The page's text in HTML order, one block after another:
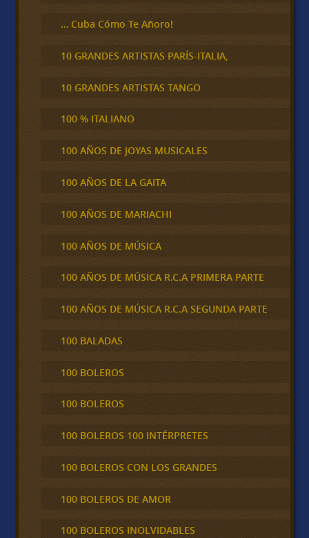
… Cuba Cómo Te Añoro!
10 GRANDES ARTISTAS PARÍS-ITALIA,
10 GRANDES ARTISTAS TANGO
100 % ITALIANO
100 AÑOS DE JOYAS MUSICALES
100 AÑOS DE LA GAITA
100 AÑOS DE MARIACHI
100 AÑOS DE MÚSICA
100 AÑOS DE MÚSICA R.C.A PRIMERA PARTE
100 AÑOS DE MÚSICA R.C.A SEGUNDA PARTE
100 BALADAS
100 BOLEROS
100 BOLEROS
100 BOLEROS 100 INTÉRPRETES
100 BOLEROS CON LOS GRANDES
100 BOLEROS DE AMOR
100 BOLEROS INOLVIDABLES